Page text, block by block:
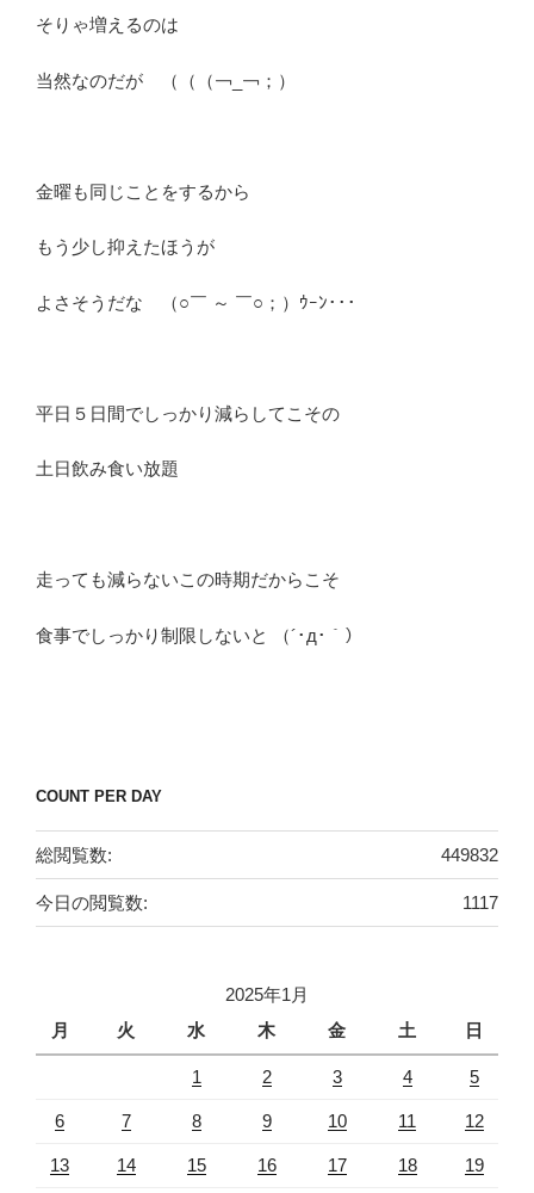
そりゃ増えるのは
当然なのだが （（（￢_￢；）
金曜も同じことをするから
もう少し抑えたほうが
よさそうだな （○￣ ～ ￣○；）ｳｰﾝ･･･
平日５日間でしっかり減らしてこその
土日飲み食い放題
走っても減らないこの時期だからこそ
食事でしっかり制限しないと （´･д･｀）
COUNT PER DAY
449832
総閲覧数:
1117
今日の閲覧数:
2025年1月
月
火 水 木 金 土 日
1 2 3 4 5
6 7 8 9 10 11 12
13 14 15 16 17 18 19